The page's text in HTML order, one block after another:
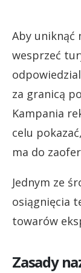
Aby uniknąć
wesprzeć
za granicą
Kampania
celu
ma do
Jednym ze
osiągnięcia
towarów
Zasady